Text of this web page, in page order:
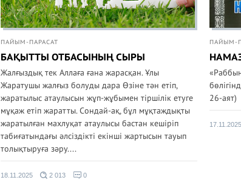
ПАЙЫМ-ПАРАСАТ
БАҚЫТТЫ ОТБАСЫНЫҢ СЫРЫ
Жалғыздық тек Аллаға ғана жарасқан. Ұлы
Жаратушы жалғыз болуды дара Өзіне тән етіп,
жаратылыс атаулысын жұп-жұбымен тіршілік етуге
мұқаж етіп жаратты. Сондай-ақ, бұл мұқтаждықты
жаратылған махлуқат атаулысы бастан кешіріп
табиғатындағы әлсіздікті екінші жартысын тауып
толықтыруға зәру....
18.11.2025 2 013 0
ПАЙЫМ-
НАМАЗ
26-аят)
17.11.2025